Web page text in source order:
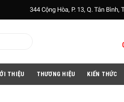
344 Cộng Hòa, P. 13, Q. Tân Bình,
THIỆU THƯƠNG HIỆU KIẾN THỨC